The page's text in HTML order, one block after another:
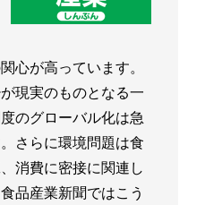
心が高っています。
現実のものとなる一
のグローバル化は急
さらに環境問題は食
消費に密接に関連し
品産業新聞ではこう